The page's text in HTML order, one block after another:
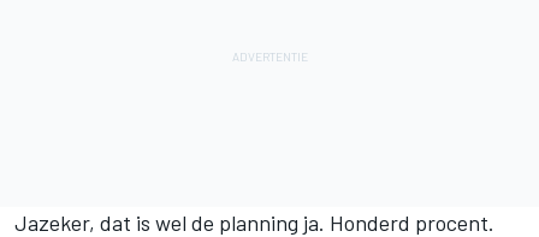
Jazeker, dat is wel de planning ja. Honderd procent.